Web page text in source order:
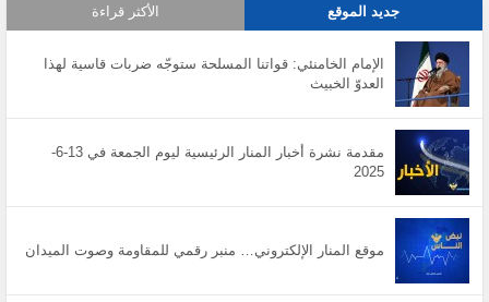
جديد الموقع الأكثر قراءة
الإمام الخامنئي: قواتنا المسلحة ستوجّه ضربات قاسية لهذا
العدوّ الخبيث
مقدمة نشرة أخبار المنار الرئيسية ليوم الجمعة في 13-6-
2025
موقع المنار الإلكتروني… منبر رقمي للمقاومة وصوت الميدان